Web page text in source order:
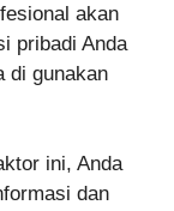
akan
pribadi Anda
di gunakan
ini, Anda
dan